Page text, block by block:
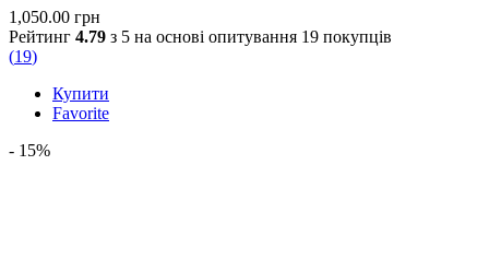
1,050.00 грн
Рейтинг 4.79 з 5 на основі опитування 19 покупців
(19)
Купити
Favorite
- 15%